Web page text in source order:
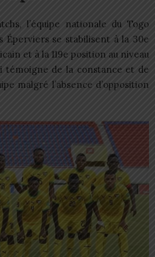
l’équipe nationale du Togo
Éperviers se stabilisent à la 30e
et à la 119e position au niveau
témoigne de la constance et de
malgré l’absence d’opposition